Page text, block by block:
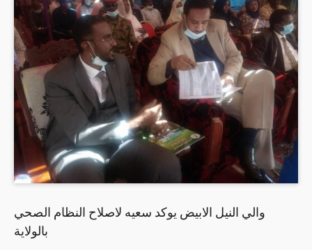
والي النيل الابيض يوكد سعيه لاصلاح النظام الصحي
بالولاية